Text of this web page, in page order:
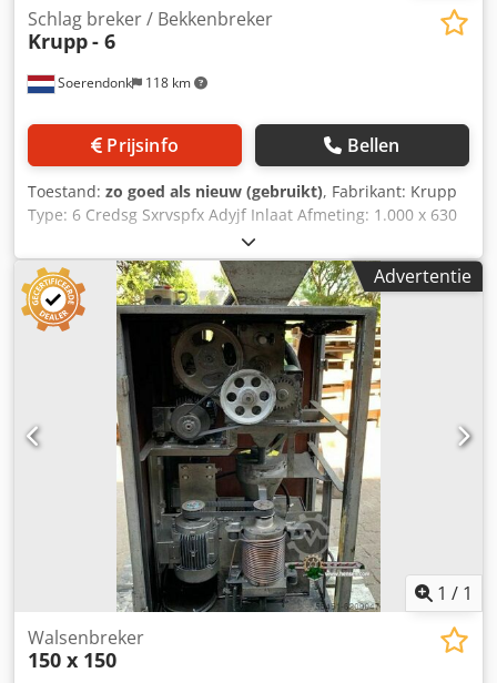
Soerendonk 118 km
Schlag breker / Bekkenbreker
Krupp- 6
Prijsinfo Bellen
Toestand: zo goed als nieuw (gebruikt), Fabrikant: Krupp
Type: 6 Credsg Sxrvspfx Adyjf Inlaat Afmeting: 1.000 x 630
mm Inclusief aandrijving Bekijk het PDF-Document hier
onder voor meer specifieke informatie. Breker is gestraald
en gespoten.
Advertentie
1 / 1
Walsenbreker
150 x 150